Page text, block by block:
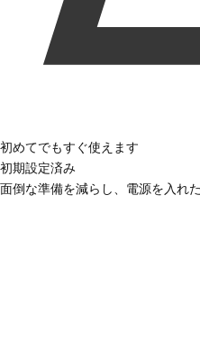
初めてでもすぐ使えます
初期設定済み
面倒な準備を減らし、電源を入れ